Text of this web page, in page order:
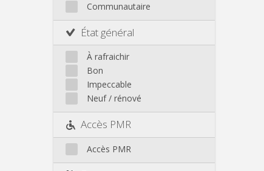
Communautaire
État général
À rafraichir
Bon
Impeccable
Neuf / rénové
Accès PMR
Accès PMR